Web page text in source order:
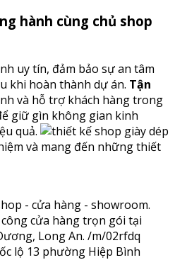
hành cùng chủ shop
uy tín, đảm bảo sự an tâm
khi hoàn thành dự án. Tận
và hỗ trợ khách hàng trong
giữ gìn không gian kinh
quả.
và mang đến những thiết
- cửa hàng - showroom.
cửa hàng trọn gói tại
Long An. /m/02rfdq
lộ 13 phường Hiệp Bình